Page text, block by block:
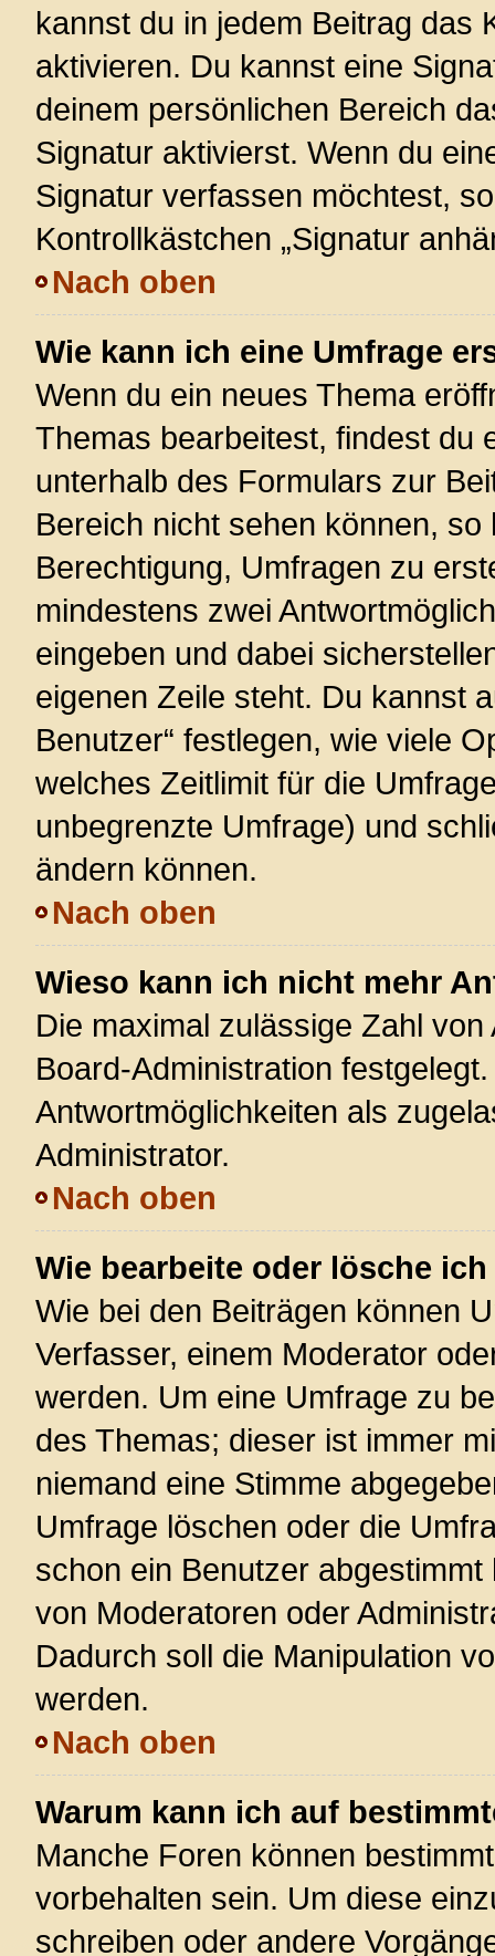
kannst du in jedem Beitrag das
aktivieren. Du kannst eine
deinem persönlichen Bereich
Signatur aktivierst. Wenn du
Signatur verfassen möchtest,
Kontrollkästchen „Signatur
Nach oben
Wie kann ich eine Umfrage
Wenn du ein neues Thema
Themas bearbeitest, findest du
unterhalb des Formulars zur
Bereich nicht sehen können,
Berechtigung, Umfragen zu
mindestens zwei
eingeben und dabei
eigenen Zeile steht. Du kannst
Benutzer“ festlegen, wie viele
welches Zeitlimit für die
unbegrenzte Umfrage) und
ändern können.
Nach oben
Wieso kann ich nicht mehr
Die maximal zulässige Zahl
Board-Administration
Antwortmöglichkeiten als
Administrator.
Nach oben
Wie bearbeite oder lösche
Wie bei den Beiträgen können
Verfasser, einem Moderator
werden. Um eine Umfrage zu
des Themas; dieser ist immer
niemand eine Stimme
Umfrage löschen oder die
schon ein Benutzer
von Moderatoren oder
Dadurch soll die Manipulation
werden.
Nach oben
Warum kann ich auf
Manche Foren können
vorbehalten sein. Um diese
schreiben oder andere